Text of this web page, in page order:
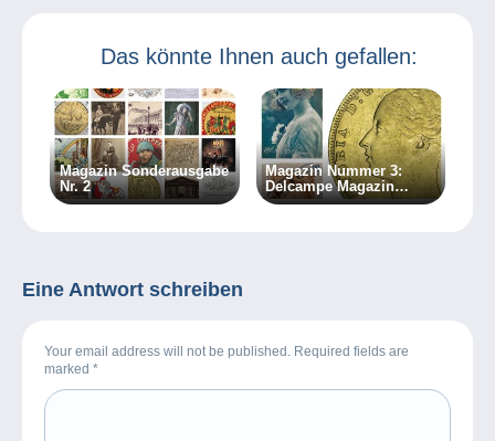
Das könnte Ihnen auch gefallen:
Magazin Sonderausgabe
Nr. 2
Magazin Nummer 3:
Delcampe Magazin
Klassische Sammlungen
Eine Antwort schreiben
Your email address will not be published. Required fields are
marked *